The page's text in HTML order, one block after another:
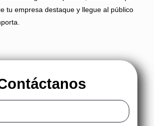
tu empresa destaque y llegue al público